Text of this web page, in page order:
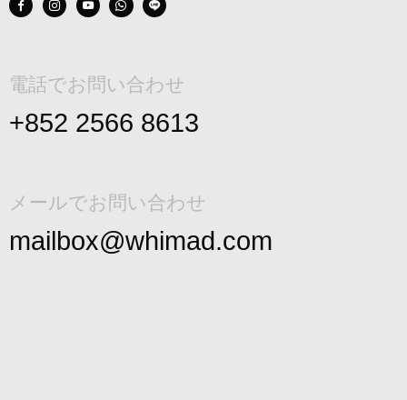
電話でお問い合わせ
+852 2566 8613
メールでお問い合わせ
mailbox@whimad.com